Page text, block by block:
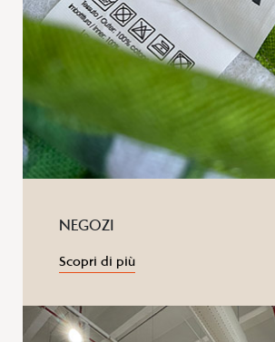
NEGOZI
Scopri di più